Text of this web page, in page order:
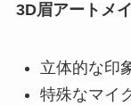
3D眉アートメ
立体的な印
特殊なマイ